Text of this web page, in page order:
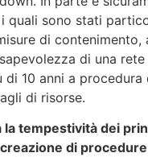
quali sono stati
di contenimento,
di una
10 anni a procedura
di risorse.
la tempestività dei
di